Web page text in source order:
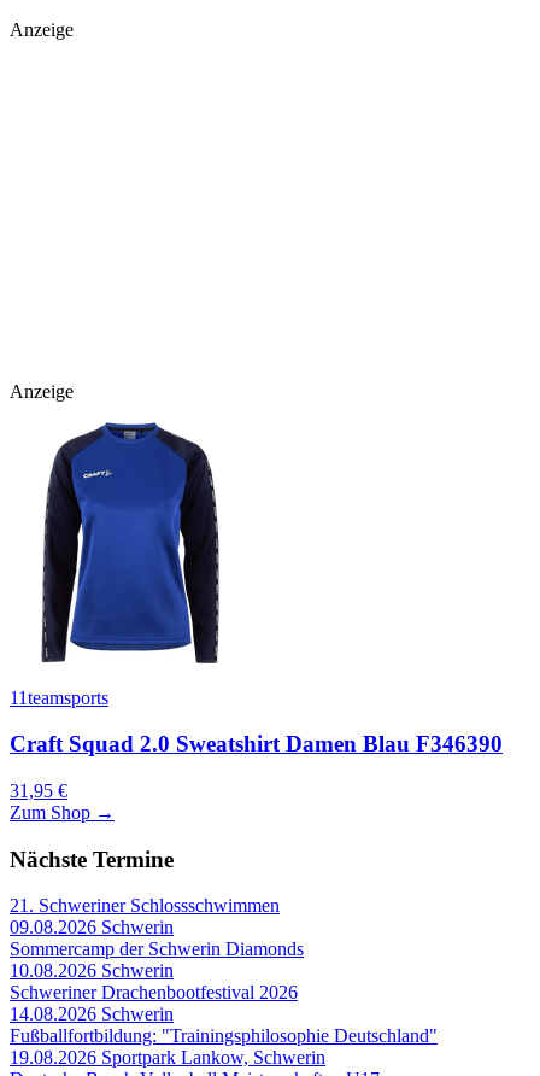
Anzeige
Anzeige
11teamsports
Craft Squad 2.0 Sweatshirt Damen Blau F346390
31,95 €
Zum Shop →
Nächste Termine
21. Schweriner Schlossschwimmen
09.08.2026 Schwerin
Sommercamp der Schwerin Diamonds
10.08.2026 Schwerin
Schweriner Drachenbootfestival 2026
14.08.2026 Schwerin
Fußballfortbildung: "Trainingsphilosophie Deutschland"
19.08.2026 Sportpark Lankow, Schwerin